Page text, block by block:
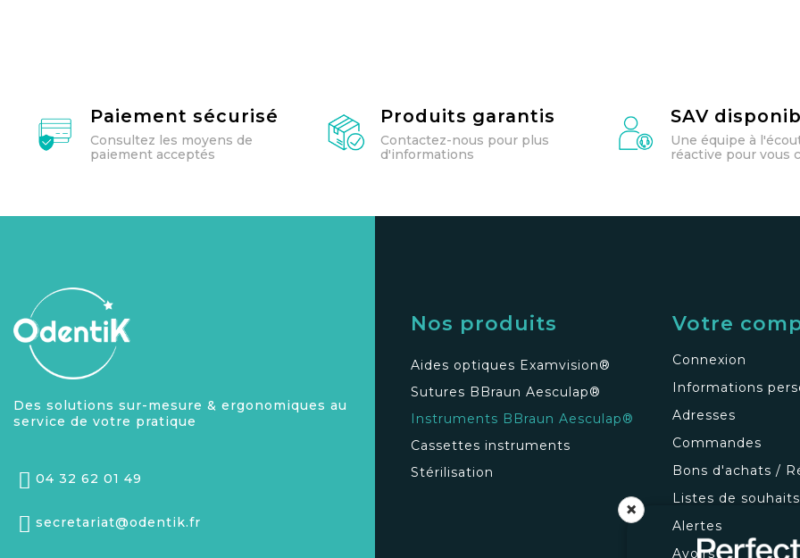
×
Paiement sécurisé
Consultez les moyens de
paiement acceptés
Produits garantis
Contactez-nous pour plus
d'informations
SAV
Une équipe à
réactive pour vous
Des solutions sur-mesure & ergonomiques au
service de votre pratique
04 32 62 01 49
secretariat@odentik.fr
Nos produits
Aides optiques Examvision®
Sutures BBraun Aesculap®
Instruments BBraun Aesculap®
Cassettes instruments
Stérilisation
Votre
Connexion
Informations
Adresses
Commandes
Bons d'achats /
Listes de souhaits
Alertes
Avoirs